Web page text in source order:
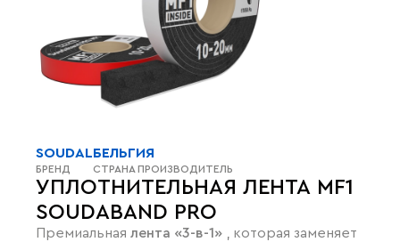
УПЛОТНИТЕЛЬНАЯ ЛЕНТА MF1
SOUDABAND PRO
Премиальная лента «3-в-1» , которая заменяет
SOUDAL
БРЕНД
БЕЛЬГИЯ
СТРАНА ПРОИЗВОДИТЕЛЬ